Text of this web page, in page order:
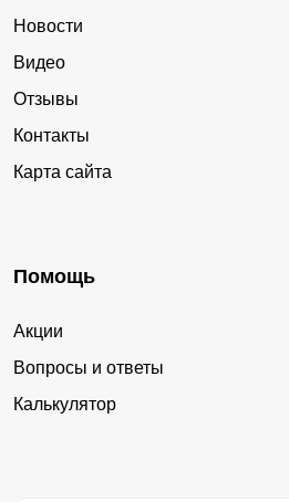
Новости
Видео
Отзывы
Контакты
Карта сайта
Помощь
Акции
Вопросы и ответы
Калькулятор